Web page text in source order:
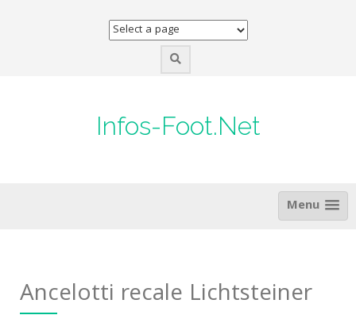
Infos-Foot.Net
Menu
Ancelotti recale Lichtsteiner